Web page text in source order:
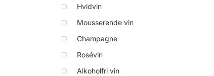
Hvidvin
Mousserende vin
Champagne
Rosévin
Alkoholfri vin